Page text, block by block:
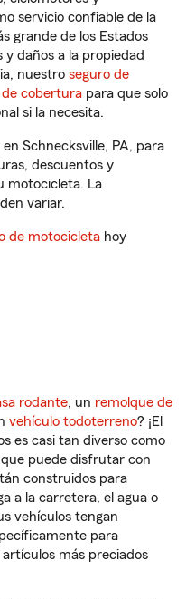
servicio confiable de la
grande de los Estados
y daños a la propiedad
nuestro seguro de
de cobertura para que solo
si la necesita.
Schnecksville, PA, para
descuentos y
motocicleta. La
variar.
de motocicleta hoy
rodante, un remolque de
vehículo todoterreno? ¡El
es casi tan diverso como
puede disfrutar con
construidos para
a la carretera, el agua o
vehículos tengan
para
más preciados